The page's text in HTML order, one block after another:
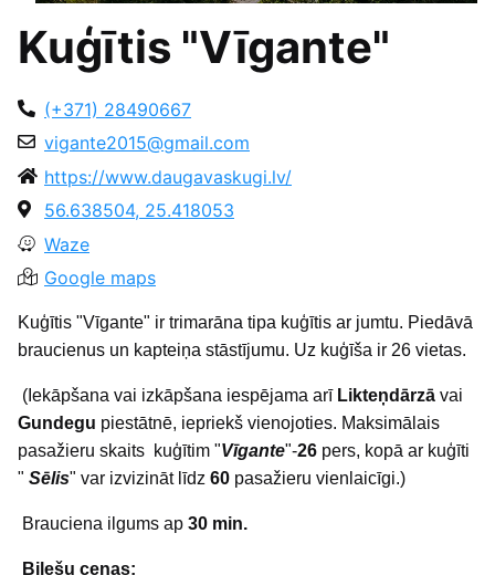
Kuģītis "Vīgante"
(+371) 28490667
vigante2015@gmail.com
https://www.daugavaskugi.lv/
56.638504, 25.418053
Waze
Google maps
Kuģītis "Vīgante" ir trimarāna tipa kuģītis ar jumtu. Piedāvā
braucienus un kapteiņa stāstījumu. Uz kuģīša ir 26 vietas.
(Iekāpšana vai izkāpšana iespējama arī Likteņdārzā vai
Gundegu piestātnē, iepriekš vienojoties. Maksimālais
pasažieru skaits kuģītim "Vīgante"-26 pers, kopā ar kuģīti
" Sēlis" var izvizināt līdz 60 pasažieru vienlaicīgi.)
Brauciena ilgums ap 30 min.
Biļešu cenas: